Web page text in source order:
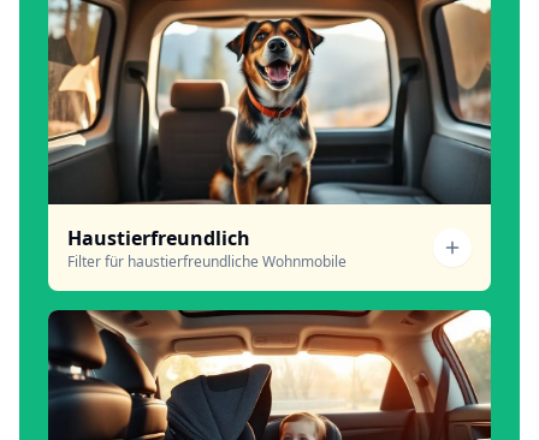
Haustierfreundlich
Filter für haustierfreundliche Wohnmobile